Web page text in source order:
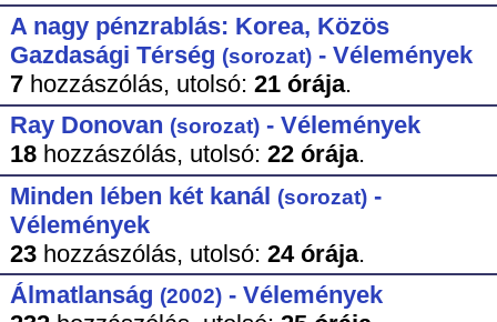
A nagy pénzrablás: Korea, Közös
Gazdasági Térség (sorozat)- Vélemények
7hozzászólás, utolsó: 21 órája.
Ray Donovan (sorozat)- Vélemények
18hozzászólás, utolsó: 22 órája.
Minden lében két kanál (sorozat)-
Vélemények
23hozzászólás, utolsó: 24 órája.
Álmatlanság (2002)- Vélemények